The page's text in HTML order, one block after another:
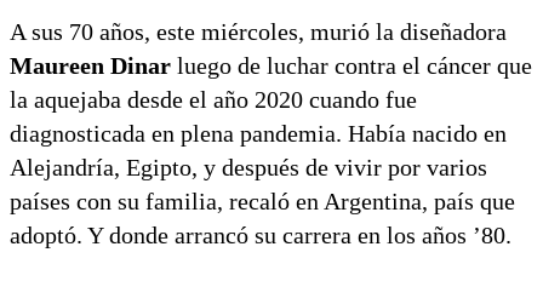
A sus 70 años, este miércoles, murió la diseñadora
Maureen Dinar luego de luchar contra el cáncer que
la aquejaba desde el año 2020 cuando fue
diagnosticada en plena pandemia. Había nacido en
Alejandría, Egipto, y después de vivir por varios
países con su familia, recaló en Argentina, país que
adoptó. Y donde arrancó su carrera en los años ’80.